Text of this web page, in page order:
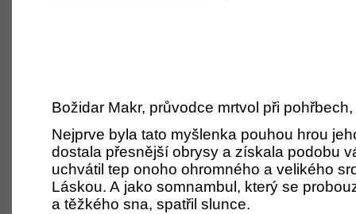
Božidar Makr, průvodce mrtvol při
Nejprve byla tato myšlenka pouhou hrou
dostala přesnější obrysy a získala podobu
uchvátil tep onoho ohromného a velikého
Láskou. A jako somnambul, který se
a těžkého sna, spatřil slunce.